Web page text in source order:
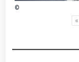
©
«